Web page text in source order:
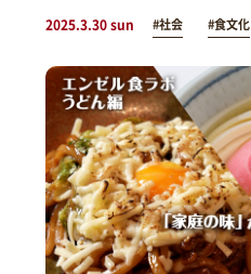
2025.3.30 sun #社会 #食文化